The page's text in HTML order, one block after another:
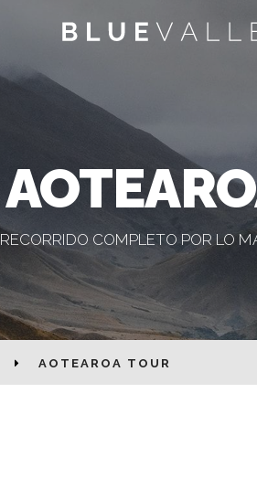
RECORRIDO COMPLETO POR LO
AOTEAROA TOUR